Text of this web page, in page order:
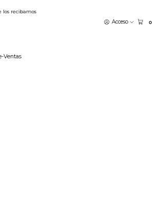
Acceso 0
Ventas
recibamos